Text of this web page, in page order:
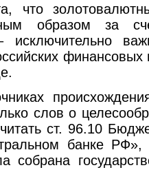
что
образом за
исключительно
финансовых
слов о
ст. 96.10
банке РФ»,
собрана